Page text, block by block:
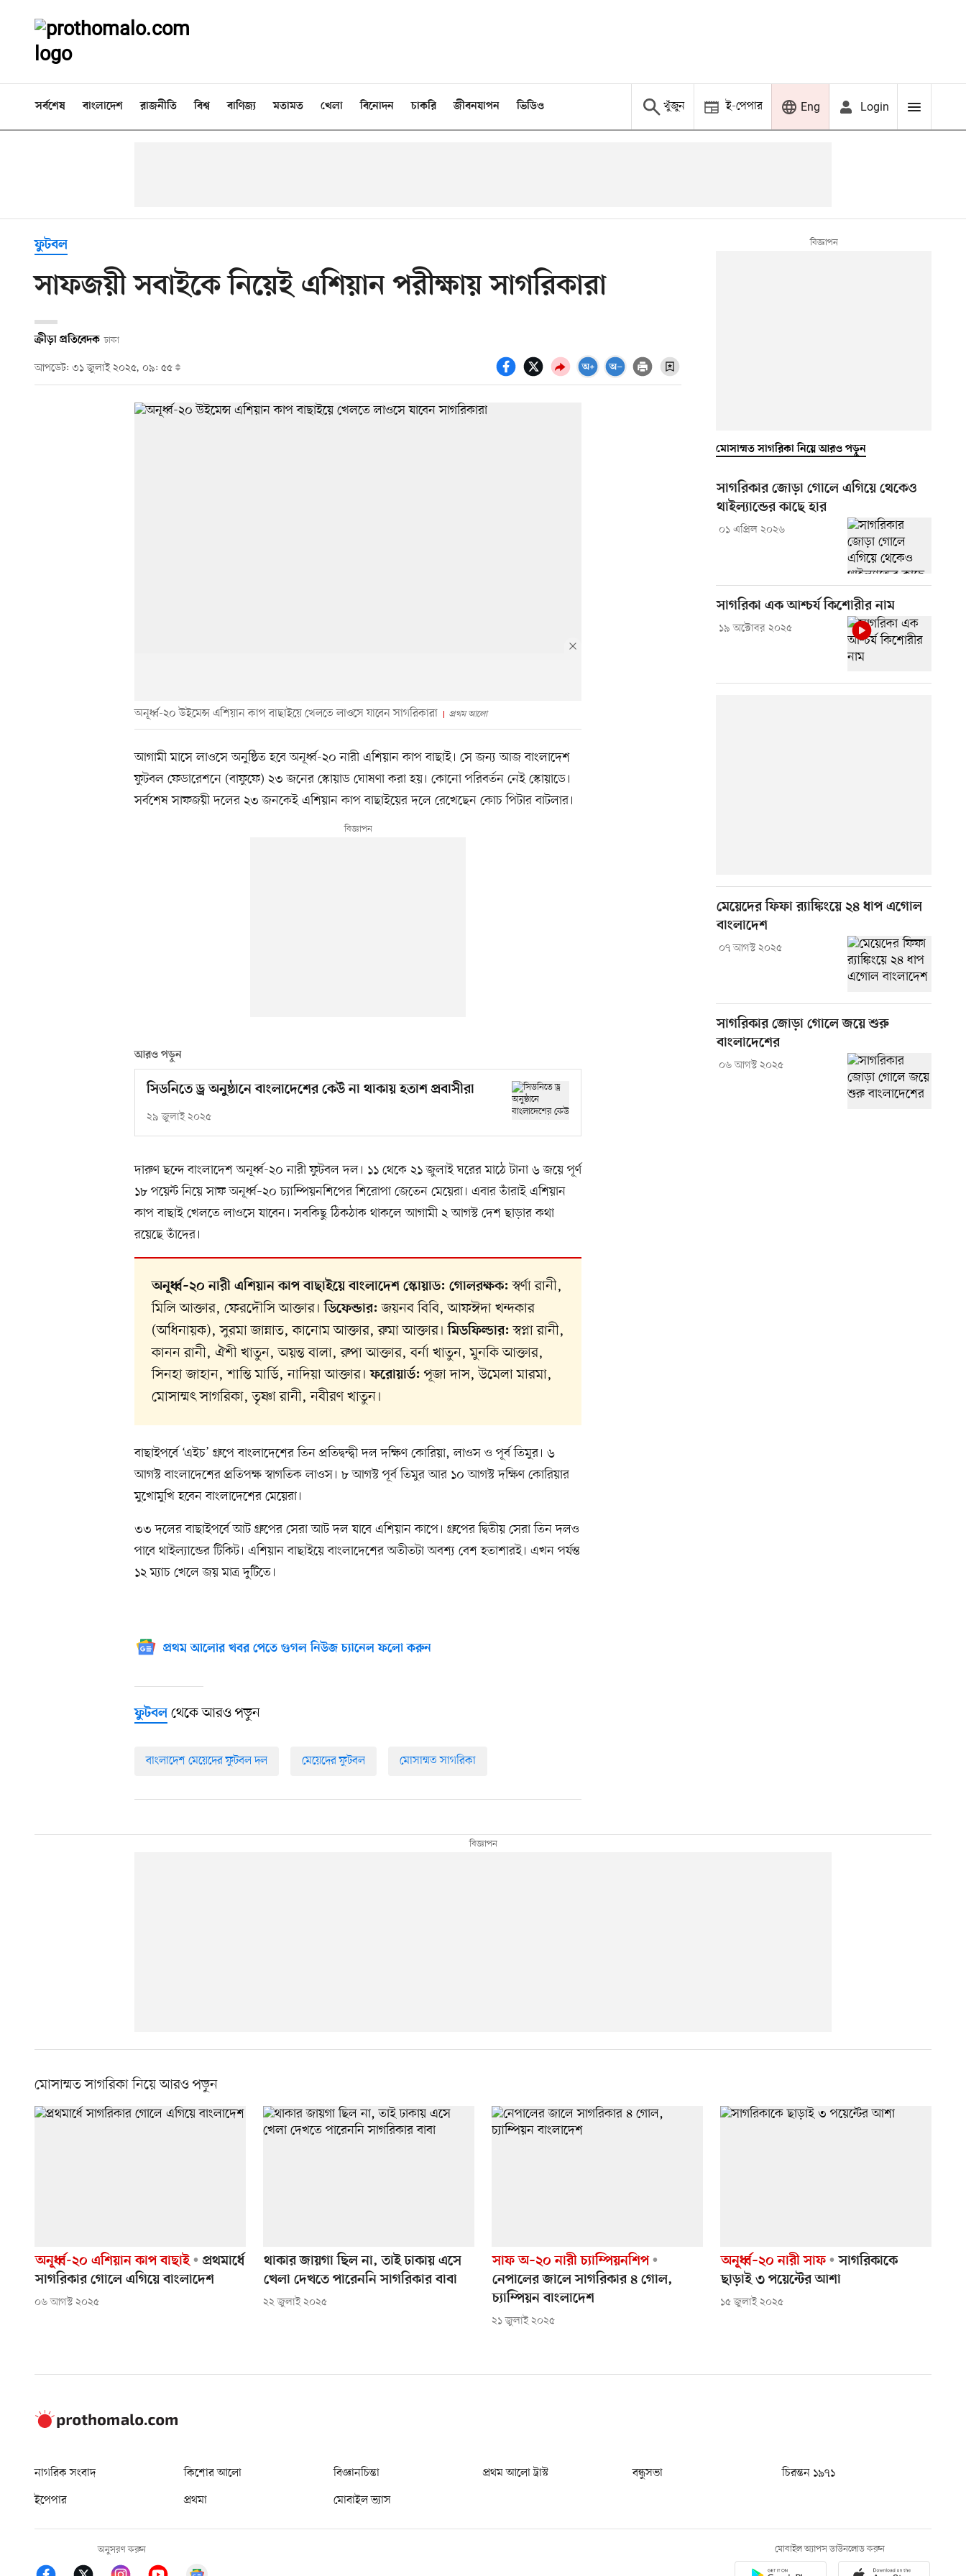
সর্বশেষ বাংলাদেশ রাজনীতি বিশ্ব বাণিজ্য মতামত খেলা বিনোদন চাকরি জীবনযাপন ভিডিও খুঁজুন ই-পেপার Eng Login
ফুটবল
সাফজয়ী সবাইকে নিয়েই এশিয়ান পরীক্ষায় সাগরিকারা
ক্রীড়া প্রতিবেদক ঢাকা
আপডেট: ৩১ জুলাই ২০২৫, ০৯: ৫৫
অনূর্ধ্ব-২০ উইমেন্স এশিয়ান কাপ বাছাইয়ে খেলতে লাওসে যাবেন সাগরিকারা প্রথম আলো
‎‎আগামী মাসে লাওসে অনুষ্ঠিত হবে অনূর্ধ্ব-২০ নারী এশিয়ান কাপ বাছাই। সে জন্য আজ বাংলাদেশ
ফুটবল ফেডারেশনে (বাফুফে) ২৩ জনের স্কোয়াড ঘোষণা করা হয়। কোনো পরিবর্তন নেই স্কোয়াডে।
সর্বশেষ সাফজয়ী দলের ২৩ জনকেই এশিয়ান কাপ বাছাইয়ের দলে রেখেছেন কোচ পিটার বাটলার।
আরও পড়ুন
সিডনিতে ড্র অনুষ্ঠানে বাংলাদেশের কেউ না থাকায় হতাশ প্রবাসীরা
২৯ জুলাই ২০২৫
দারুণ ছন্দে বাংলাদেশ অনূর্ধ্ব-২০ নারী ফুটবল দল। ১১ থেকে ২১ জুলাই ঘরের মাঠে টানা ৬ জয়ে পূর্ণ
১৮ পয়েন্ট নিয়ে সাফ অনূর্ধ্ব–২০ চ্যাম্পিয়নশিপের শিরোপা জেতেন মেয়েরা। এবার তাঁরাই এশিয়ান
কাপ বাছাই খেলতে লাওসে যাবেন। সবকিছু ঠিকঠাক থাকলে আগামী ২ আগস্ট দেশ ছাড়ার কথা
রয়েছে তাঁদের।
অনূর্ধ্ব–২০ নারী এশিয়ান কাপ বাছাইয়ে বাংলাদেশ স্কোয়াড: গোলরক্ষক: স্বর্ণা রানী,
মিলি আক্তার, ফেরদৌসি আক্তার।‎ডিফেন্ডার: জয়নব বিবি, আফঈদা খন্দকার
(অধিনায়ক), সুরমা জান্নাত, কানোম আক্তার, রুমা আক্তার।‎মিডফিল্ডার: স্বপ্না রানী,
কানন রানী, ঐশী খাতুন, অয়ন্ত বালা, রুপা আক্তার, বর্না খাতুন, মুনকি আক্তার,
সিনহা জাহান, শান্তি মার্ডি, নাদিয়া আক্তার।ফরোয়ার্ড: পূজা দাস, উমেলা মারমা,
মোসাম্মৎ সাগরিকা, তৃষ্ণা রানী, নবীরণ খাতুন।
বাছাইপর্বে ‘এইচ’ গ্রুপে বাংলাদেশের তিন প্রতিদ্বন্দ্বী দল দক্ষিণ কোরিয়া, লাওস ও পূর্ব তিমুর। ৬
আগস্ট বাংলাদেশের প্রতিপক্ষ স্বাগতিক লাওস। ৮ আগস্ট পূর্ব তিমুর আর ১০ আগস্ট দক্ষিণ কোরিয়ার
মুখোমুখি হবেন বাংলাদেশের মেয়েরা।
‎৩৩ দলের বাছাইপর্বে আট গ্রুপের সেরা আট দল যাবে এশিয়ান কাপে। গ্রুপের দ্বিতীয় সেরা তিন দলও
পাবে থাইল্যান্ডের টিকিট। ‎এশিয়ান বাছাইয়ে বাংলাদেশের অতীতটা অবশ্য বেশ হতাশারই। এখন পর্যন্ত
১২ ম্যাচ খেলে জয় মাত্র দুটিতে।
প্রথম আলোর খবর পেতে গুগল নিউজ চ্যানেল ফলো করুন
ফুটবল থেকে আরও পড়ুন
বাংলাদেশ মেয়েদের ফুটবল দল মেয়েদের ফুটবল মোসাম্মত সাগরিকা
মোসাম্মত সাগরিকা নিয়ে আরও পড়ুন
‎সাগরিকার জোড়া গোলে এগিয়ে থেকেও
থাইল্যান্ডের কাছে হার
০১ এপ্রিল ২০২৬
সাগরিকা এক আশ্চর্য কিশোরীর নাম
১৯ অক্টোবর ২০২৫
মেয়েদের ফিফা র‍্যাঙ্কিংয়ে ২৪ ধাপ এগোল
বাংলাদেশ
০৭ আগস্ট ২০২৫
সাগরিকার জোড়া গোলে জয়ে শুরু
বাংলাদেশের
০৬ আগস্ট ২০২৫
মোসাম্মত সাগরিকা নিয়ে আরও পড়ুন
অনূর্ধ্ব-২০ এশিয়ান কাপ বাছাই
প্রথমার্ধে
সাগরিকার গোলে এগিয়ে বাংলাদেশ
০৬ আগস্ট ২০২৫
থাকার জায়গা ছিল না, তাই ঢাকায় এসে
খেলা দেখতে পারেননি সাগরিকার বাবা
২২ জুলাই ২০২৫
সাফ অ–২০ নারী চ্যাম্পিয়নশিপ
নেপালের জালে সাগরিকার ৪ গোল,
চ্যাম্পিয়ন বাংলাদেশ
২১ জুলাই ২০২৫
অনূর্ধ্ব–২০ নারী সাফ
সাগরিকাকে
ছাড়াই ৩ পয়েন্টের আশা
১৫ জুলাই ২০২৫
নাগরিক সংবাদ কিশোর আলো বিজ্ঞানচিন্তা প্রথম আলো ট্রাস্ট বন্ধুসভা
চিরন্তন ১৯৭১
ইপেপার
প্রথমা মোবাইল ভ্যাস
অনুসরণ করুন মোবাইল অ্যাপস ডাউনলোড করুন